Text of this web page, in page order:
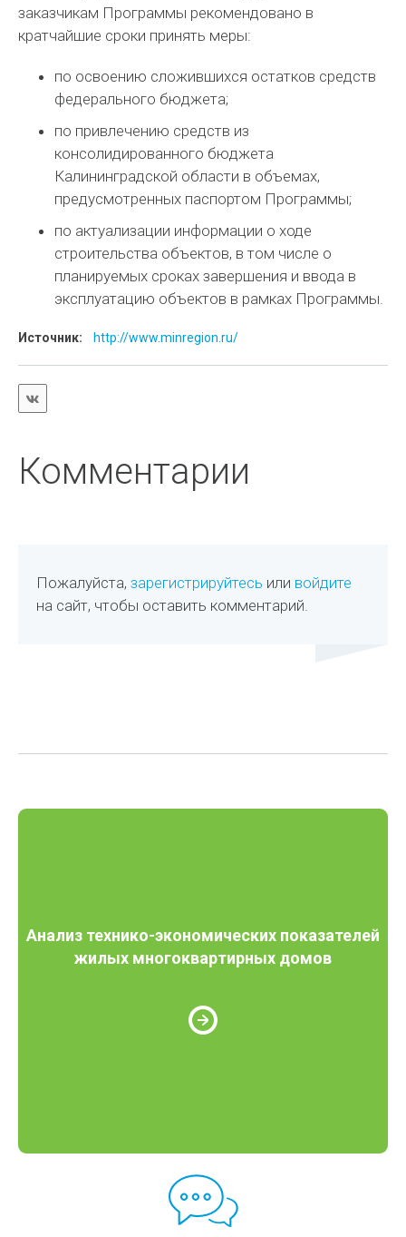
заказчикам Программы рекомендовано в
кратчайшие сроки принять меры:
по освоению сложившихся остатков средств
федерального бюджета;
по привлечению средств из
консолидированного бюджета
Калининградской области в объемах,
предусмотренных паспортом Программы;
по актуализации информации о ходе
строительства объектов, в том числе о
планируемых сроках завершения и ввода в
эксплуатацию объектов в рамках Программы.
Источник: http://www.minregion.ru/
Комментарии
Пожалуйста,зарегистрируйтесь или войдите
на сайт, чтобы оставить комментарий.
Анализ технико-экономических показателей
жилых многоквартирных домов